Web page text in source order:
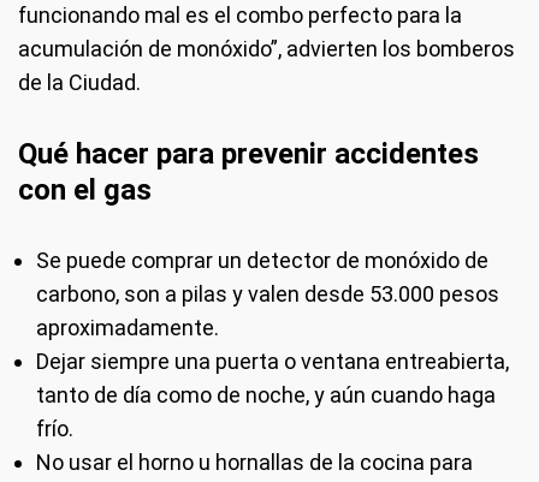
funcionando mal es el combo perfecto para la
acumulación de monóxido”, advierten los bomberos
de la Ciudad.
Qué hacer para prevenir accidentes
con el gas
Se puede comprar un detector de monóxido de
carbono, son a pilas y valen desde 53.000 pesos
aproximadamente.
Dejar siempre una puerta o ventana entreabierta,
tanto de día como de noche, y aún cuando haga
frío.
No usar el horno u hornallas de la cocina para